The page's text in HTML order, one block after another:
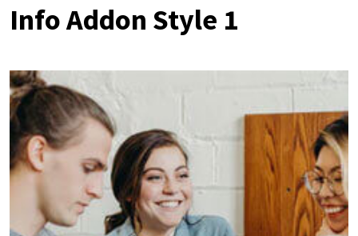
Info Addon Style 1